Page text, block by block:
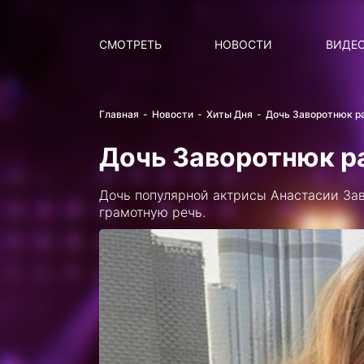
СМОТРЕТЬ НОВОСТИ
Главная Новости Хиты Дня Дочь Заворотнюк
Дочь Заворотнюк
Дочь популярной актрисы Анастасии
грамотную речь.